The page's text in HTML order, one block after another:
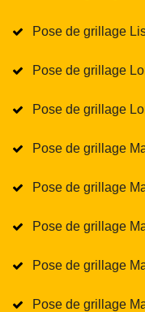
Pose de grillage
Pose de grillage
Pose de grillage
Pose de grillage
Pose de grillage
Pose de grillage
Pose de grillage
Pose de grillage